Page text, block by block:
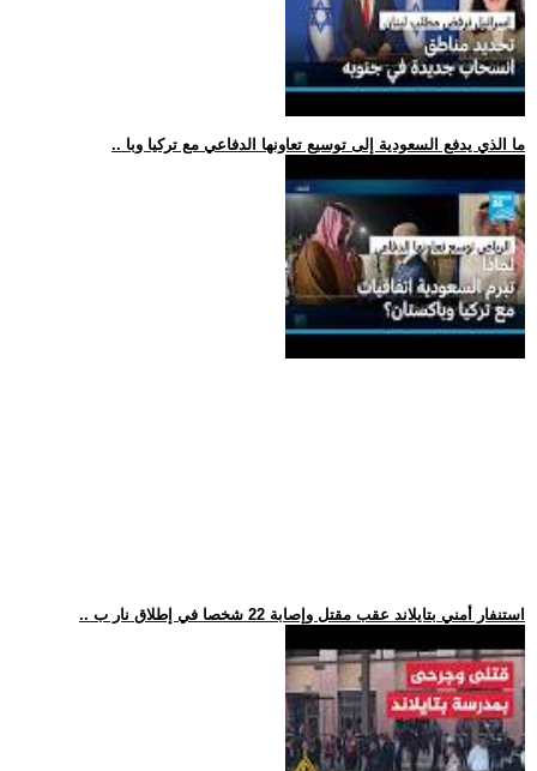
.. ما الذي يدفع السعودية إلى توسيع تعاونها الدفاعي مع تركيا وبا
.. استنفار أمني بتايلاند عقب مقتل وإصابة 22 شخصا في إطلاق نار ب